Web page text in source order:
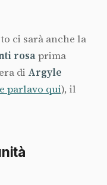
ci sarà anche la
rosaprima
di Argyle
parlavo qui), il